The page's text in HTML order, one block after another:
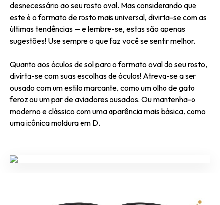
desnecessário ao seu rosto oval. Mas considerando que
este é o formato de rosto mais universal, divirta-se com as
últimas tendências — e lembre-se, estas são apenas
sugestões! Use sempre o que faz você se sentir melhor.
Quanto aos óculos de sol para o formato oval do seu rosto,
divirta-se com suas escolhas de óculos! Atreva-se a ser
ousado com um estilo marcante, como um olho de gato
feroz ou um par de aviadores ousados. Ou mantenha-o
moderno e clássico com uma aparência mais básica, como
uma icônica moldura em D.